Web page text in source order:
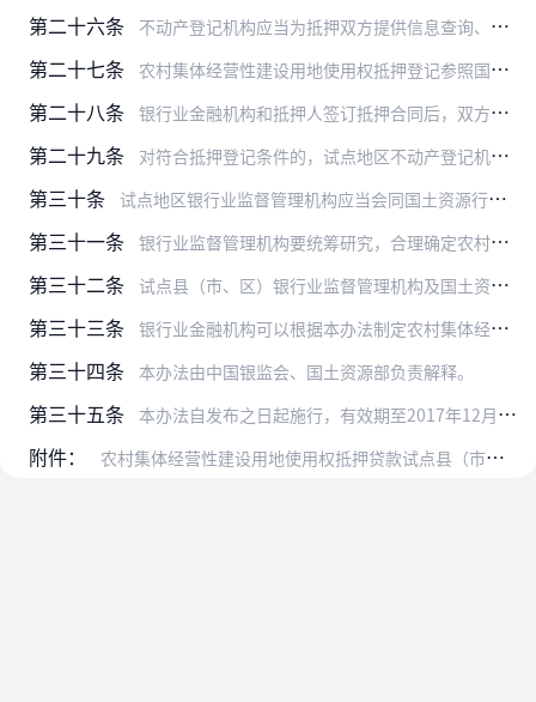
第二十六条 不动产登记机构应当为抵押双方提供信息查询、抵押登记等相关服务，协调做好农村集体经营性建设用地使用权抵押贷款工作。
第二十七条 农村集体经营性建设用地使用权抵押登记参照国有建设用地使用权抵押登记的有关规定，由所在地的不动产登记机构办理。
第二十八条 银行业金融机构和抵押人签订抵押合同后，双方共同持以下资料向不动产登记机构申请办理抵押登记，抵押权自登记时设立。
第二十九条 对符合抵押登记条件的，试点地区不动产登记机构应当及时将抵押合同约定的有关事项在登记簿加以记载，并向银行业金融机构颁发抵押权登记证明。
第三十条 试点地区银行业监督管理机构应当会同国土资源行政主管部门加强对试点地区农村集体经营性建设用地使用权抵押贷款的监管与评估工作。
第三十一条 银行业监督管理机构要统筹研究，合理确定农村集体经营性建设用地使用权抵押贷款的风险权重、资本计提、贷款分类等方面的计算规则和激励政策，支持银行业金融机构开展农村集…
第三十二条 试点县（市、区）银行业监督管理机构及国土资源行政主管部门要将农村集体经营性建设用地使用权抵押贷款情况按季度分别报送至中国银监会和国土资源部。
第三十三条 银行业金融机构可以根据本办法制定农村集体经营性建设用地使用权抵押贷款实施细则。
第三十四条 本办法由中国银监会、国土资源部负责解释。
第三十五条 本办法自发布之日起施行，有效期至2017年12月31日。
附件： 农村集体经营性建设用地使用权抵押贷款试点县（市、区）名单（略，详情请登录银监会网站）